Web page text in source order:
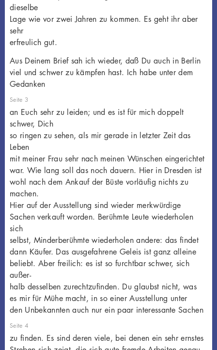
dieselbe
Lage wie vor zwei Jahren zu kommen. Es geht ihr aber
sehr
erfreulich gut.
Aus Deinem Brief sah ich wieder, daß Du auch in Berlin
viel und schwer zu kämpfen hast. Ich habe unter dem
Gedanken
Seite 3
an Euch sehr zu leiden; und es ist für mich doppelt
schwer, Dich
so ringen zu sehen, als mir gerade in letzter Zeit das
Leben
mit meiner Frau sehr nach meinen Wünschen eingerichtet
war. Wie lang soll das noch dauern. Hier in Dresden ist
wohl nach dem Ankauf der Büste vorläufig nichts zu
machen.
Hier auf der Ausstellung sind wieder merkwürdige
Sachen verkauft worden. Berühmte Leute wiederholen
sich
selbst, Minderberühmte wiederholen andere: das findet
dann Käufer. Das ausgefahrene Geleis ist ganz alleine
beliebt. Aber freilich: es ist so furchtbar schwer, sich
außer-
halb desselben zurechtzufinden. Du glaubst nicht, was
es mir für Mühe macht, in so einer Ausstellung unter
den Unbekannten auch nur ein paar interessante Sachen
Seite 4
zu finden. Es sind deren viele, bei denen ein sehr ernstes